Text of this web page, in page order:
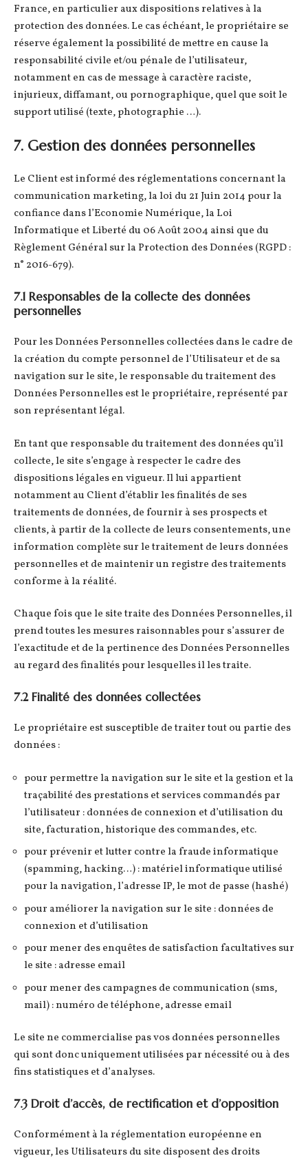
France, en particulier aux dispositions relatives à la
protection des données. Le cas échéant, le propriétaire se
réserve également la possibilité de mettre en cause la
responsabilité civile et/ou pénale de l’utilisateur,
notamment en cas de message à caractère raciste,
injurieux, diffamant, ou pornographique, quel que soit le
support utilisé (texte, photographie …).
7. Gestion des données personnelles
Le Client est informé des réglementations concernant la
communication marketing, la loi du 21 Juin 2014 pour la
confiance dans l’Economie Numérique, la Loi
Informatique et Liberté du 06 Août 2004 ainsi que du
Règlement Général sur la Protection des Données (RGPD :
n° 2016-679).
7.1 Responsables de la collecte des données
personnelles
Pour les Données Personnelles collectées dans le cadre de
la création du compte personnel de l’Utilisateur et de sa
navigation sur le site, le responsable du traitement des
Données Personnelles est le propriétaire, représenté par
son représentant légal.
En tant que responsable du traitement des données qu’il
collecte, le site s’engage à respecter le cadre des
dispositions légales en vigueur. Il lui appartient
notamment au Client d’établir les finalités de ses
traitements de données, de fournir à ses prospects et
clients, à partir de la collecte de leurs consentements, une
information complète sur le traitement de leurs données
personnelles et de maintenir un registre des traitements
conforme à la réalité.
Chaque fois que le site traite des Données Personnelles, il
prend toutes les mesures raisonnables pour s’assurer de
l’exactitude et de la pertinence des Données Personnelles
au regard des finalités pour lesquelles il les traite.
7.2 Finalité des données collectées
Le propriétaire est susceptible de traiter tout ou partie des
données :
pour permettre la navigation sur le site et la gestion et la
traçabilité des prestations et services commandés par
l’utilisateur : données de connexion et d’utilisation du
site, facturation, historique des commandes, etc.
pour prévenir et lutter contre la fraude informatique
(spamming, hacking…) : matériel informatique utilisé
pour la navigation, l’adresse IP, le mot de passe (hashé)
pour améliorer la navigation sur le site : données de
connexion et d’utilisation
pour mener des enquêtes de satisfaction facultatives sur
le site : adresse email
pour mener des campagnes de communication (sms,
mail) : numéro de téléphone, adresse email
Le site ne commercialise pas vos données personnelles
qui sont donc uniquement utilisées par nécessité ou à des
fins statistiques et d’analyses.
7.3 Droit d’accès, de rectification et d’opposition
Conformément à la réglementation européenne en
vigueur, les Utilisateurs du site disposent des droits